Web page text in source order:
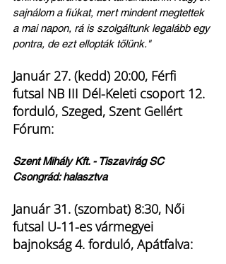
sajnálom a fiúkat, mert mindent megtettek
a mai napon, rá is szolgáltunk legalább egy
pontra, de ezt ellopták tőlünk."
Január 27. (kedd) 20:00, Férfi
futsal NB III Dél-Keleti csoport 12.
forduló, Szeged, Szent Gellért
Fórum:
Szent Mihály Kft. - Tiszavirág SC
Csongrád: halasztva
Január 31. (szombat) 8:30, Női
futsal U-11-es vármegyei
bajnokság 4. forduló, Apátfalva: